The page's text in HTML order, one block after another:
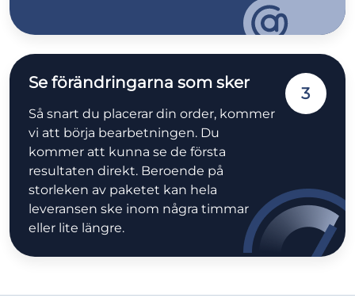
Se förändringarna som sker
Så snart du placerar din order, kommer
vi att börja bearbetningen. Du
kommer att kunna se de första
resultaten direkt. Beroende på
storleken av paketet kan hela
leveransen ske inom några timmar
eller lite längre.
3